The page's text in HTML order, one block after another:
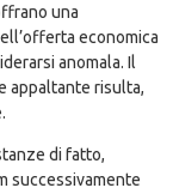
una
economica
anomala. Il
appaltante risulta,
di fatto,
successivamente